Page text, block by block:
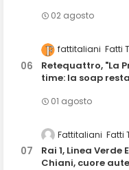
02 agosto
fattitaliani Fatti
Retequattro, "La
time: la soap
01 agosto
Fattitaliani Fatti
Rai 1, Linea
Chiani, cuore